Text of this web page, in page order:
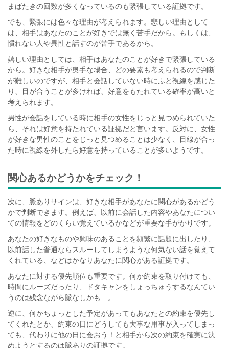
まばたきの回数が多くなっているのも緊張している証拠です。
でも、緊張には色々な理由が考えられます。悲しい理由として
は、相手はあなたのことが好きでは無く苦手だから。もしくは、
慣れない人や異性と話すのが苦手であるから。
嬉しい理由としては、相手はあなたのことが好きで緊張している
から。好きな相手が奥手な場合、どの要素も考えられるので判断
が難しいのですが、相手と会話していない時にふと視線を感じた
り、目が合うことが多ければ、好意をもたれている確率が高いと
考えられます。
男性が会話をしている時に相手の女性をじっと見つめられていた
ら、それは好意を持たれている証拠だと言います。反対に、女性
が好きな男性のことをじっと見つめることは少なく、目線が合っ
た時に視線を外したら好意を持っていることが多いようです。
関心あるかどうかをチェック！
次に、脈ありサインは、好きな相手があなたに関心があるかどう
かで判断できます。例えば、以前に会話した内容やあなたについ
ての情報をどのくらい覚えているかなどが重要な手がかりです。
あなたの好きなものや興味のあることを頻繁に話題に出したり、
以前話した普通ならスルーしてしまうような何気ない話を覚えて
くれている、などはかなりあなたに関心がある証拠です。
あなたに対する優先順位も重要です。何か約束を取り付けても、
時間にルーズだったり、ドタキャンをしょっちゅうするなんてい
うのは残念ながら脈なしかも…。
逆に、何かちょっとした予定があってもあなたとの約束を優先し
てくれたとか、約束の日にどうしても大事な用事が入ってしまっ
ても、代わりに他の日に会おう！と相手から次の約束を確実に決
めようとするのは脈ありの証拠です。